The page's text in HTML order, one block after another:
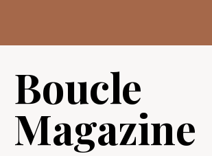
contenu
Boucle
Magazine